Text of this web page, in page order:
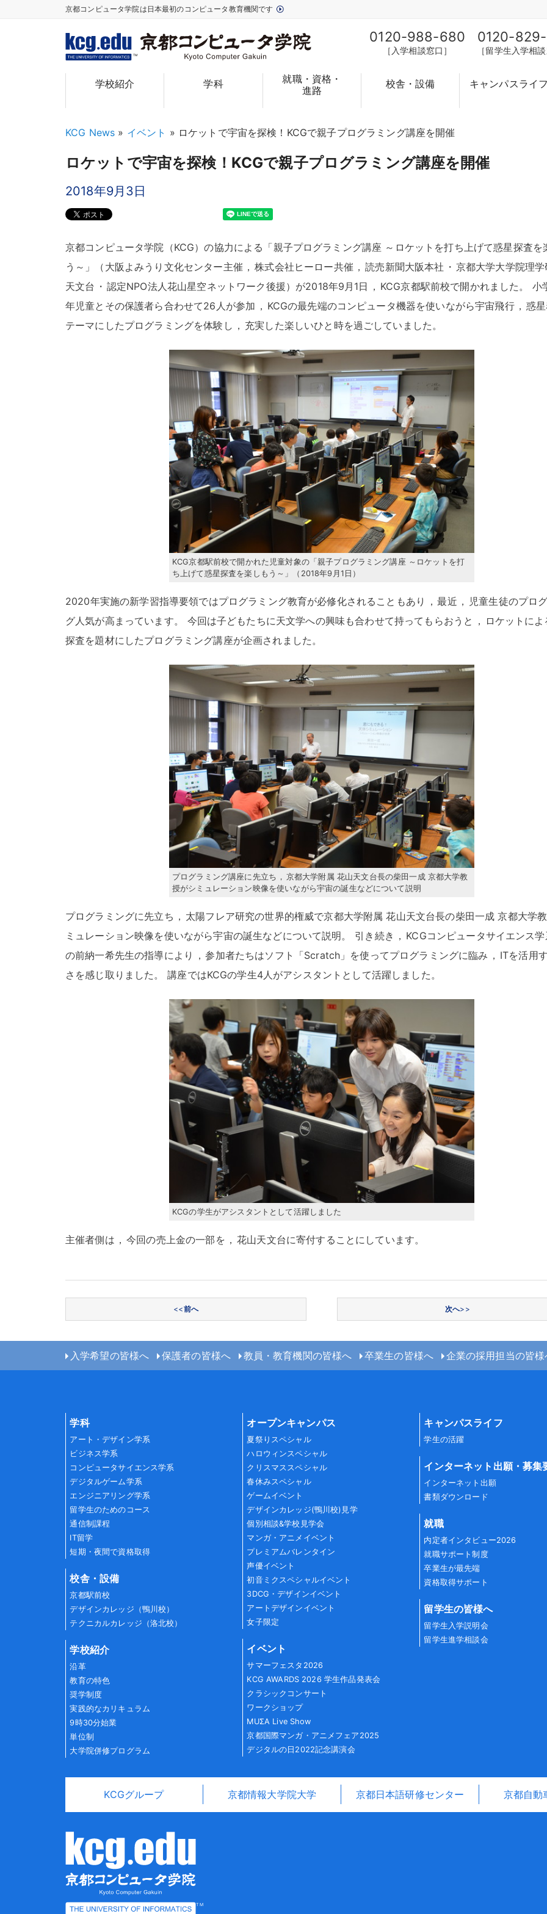
京都コンピュータ学院は日本最初のコンピュータ教育機関です
TM
0120-988-680
［入学相談窓口］
0120-
［留学生入学相談
学校紹介 学科
就職・資格・
進路
校舎・設備 キャンパスライフ
KCG News » イベント » ロケットで宇宙を探検！KCGで親子プログラミング講座を開催
ロケットで宇宙を探検！KCGで親子プログラミング講座を開催
2018年9月3日
京都コンピュータ学院（KCG）の協力による「親子プログラミング講座 ～ロケットを打ち上げて惑星探査を
う～」（大阪よみうり文化センター主催 ， 株式会社ヒーロー共催 ， 読売新聞大阪本社 ・ 京都大学大学院理
天文台 ・ 認定NPO法人花山星空ネットワーク後援）が2018年9月1日 ， KCG京都駅前校で開かれました 。
小
年児童とその保護者ら合わせて26人が参加 ， KCGの最先端のコンピュータ機器を使いながら宇宙飛行 ， 惑
テーマにしたプログラミングを体験し ， 充実した楽しいひと時を過ごしていました 。
KCG京都駅前校で開かれた児童対象の「親子プログラミング講座 ～ロケットを打
ち上げて惑星探査を楽しもう～」（2018年9月1日）
2020年実施の新学習指導要領ではプログラミング教育が必修化されることもあり ， 最近 ， 児童生徒のプロ
グ人気が高まっています。 今回は子どもたちに天文学への興味も合わせて持ってもらおうと ， ロケットに
探査を題材にしたプログラミング講座が企画されました 。
プログラミング講座に先立ち ， 京都大学附属 花山天文台長の柴田一成 京都大学教
授がシミュレーション映像を使いながら宇宙の誕生などについて説明
プログラミングに先立ち ， 太陽フレア研究の世界的権威で京都大学附属 花山天文台長の柴田一成 京都大学
ミュレーション映像を使いながら宇宙の誕生などについて説明。 引き続き ， KCGコンピュータサイエンス
の前納一希先生の指導により
， 参加者たちはソフト「Scratch」を使ってプログラミングに臨み ， ITを活用
さを感じ取りました。 講座ではKCGの学生4人がアシスタントとして活躍しました。
KCGの学生がアシスタントとして活躍しました
主催者側は ， 今回の売上金の一部を ， 花山天文台に寄付することにしています。
<<前へ 次へ>>
入学希望の皆様へ 保護者の皆様へ 教員・教育機関の皆様へ 卒業生の皆様へ 企業の採用担当の皆様
学科
アート・デザイン学系
ビジネス学系
コンピュータサイエンス学系
デジタルゲーム学系
エンジニアリング学系
留学生のためのコース
通信制課程
IT留学
短期・夜間で資格取得
校舎・設備
京都駅前校
デザインカレッジ（鴨川校）
テクニカルカレッジ（洛北校）
学校紹介
沿革
教育の特色
奨学制度
実践的なカリキュラム
9時30分始業
単位制
大学院併修プログラム
オープンキャンパス
夏祭りスペシャル
ハロウィンスペシャル
クリスマススペシャル
春休みスペシャル
ゲームイベント
デザインカレッジ(鴨川校)見学
個別相談&学校見学会
マンガ・アニメイベント
プレミアムバレンタイン
声優イベント
初音ミクスペシャルイベント
3DCG・デザインイベント
アートデザインイベント
女子限定
イベント
サマーフェスタ2026
KCG AWARDS 2026 学生作品発表会
クラシックコンサート
ワークショップ
MUΣA Live Show
京都国際マンガ・アニメフェア2025
デジタルの日2022記念講演会
キャンパスライフ
学生の活躍
インターネット出願・募集
インターネット出願
書類ダウンロード
就職
内定者インタビュー2026
就職サポート制度
卒業生が最先端
資格取得サポート
留学生の皆様へ
留学生入学説明会
留学生進学相談会
KCGグループ 京都情報大学院大学 京都日本語研修センター 京都自動
TM